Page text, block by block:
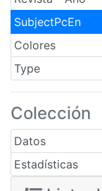
SubjectPcEn
Colores
Type
Colección
Datos
Estadísticas